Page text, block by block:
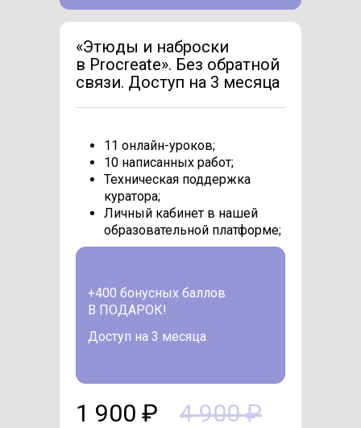
11 онлайн-уроков;
10 написанных работ;
Техническая поддержка
куратора;
Личный кабинет в нашей
образовательной платформе;
4 900 ₽
1 900 ₽
«Этюды и наброски
в Procreate». Без обратной
связи. Доступ на 3 месяца
+400 бонусных баллов
В ПОДАРОК!
Доступ на 3 месяца